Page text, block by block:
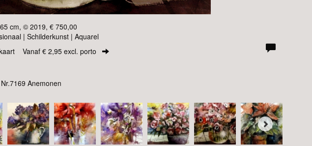
cm, © 2019, € 750,00
| Schilderkunst | Aquarel
Vanaf € 2,95 excl. porto
Nr.7169 Anemonen